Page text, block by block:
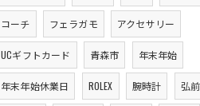
コーチ フェラガモ アクセサリー
UCギフトカード 青森市 年末年始
年末年始休業日 ROLEX 腕時計 弘前